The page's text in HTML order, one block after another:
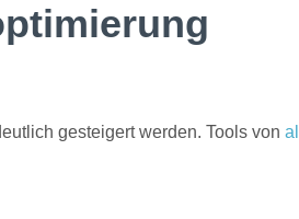
gesteigert werden. Tools von